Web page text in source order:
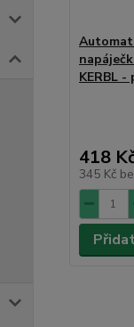
KERBL
418
345 Kč